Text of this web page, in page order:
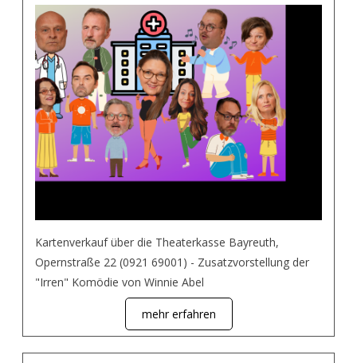
Kartenverkauf über die Theaterkasse Bayreuth,
Opernstraße 22 (0921 69001) - Zusatzvorstellung der
"Irren" Komödie von Winnie Abel
mehr erfahren